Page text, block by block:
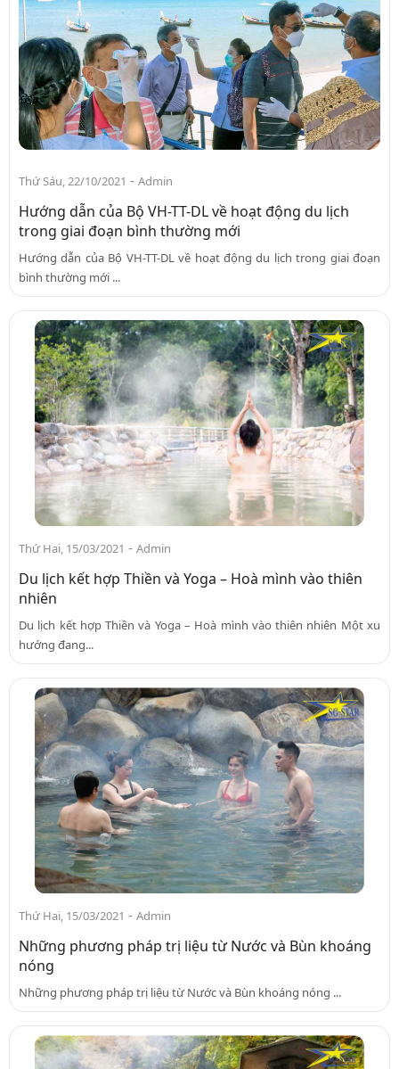
Thứ Sáu, 22/10/2021 - Admin
Hướng dẫn của Bộ VH-TT-DL về hoạt động du lịch
trong giai đoạn bình thường mới
Hướng dẫn của Bộ VH-TT-DL về hoạt động du lịch trong giai đoạn
bình thường mới ...
Thứ Hai, 15/03/2021 - Admin
Du lịch kết hợp Thiền và Yoga – Hoà mình vào thiên
nhiên
Du lịch kết hợp Thiền và Yoga – Hoà mình vào thiên nhiên Một xu
hướng đang...
Thứ Hai, 15/03/2021 - Admin
Những phương pháp trị liệu từ Nước và Bùn khoáng
nóng
Những phương pháp trị liệu từ Nước và Bùn khoáng nóng ...